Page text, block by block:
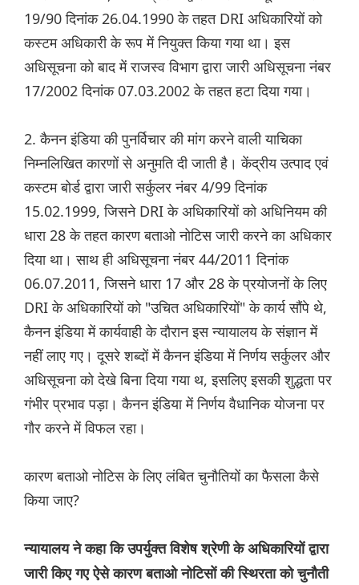
19/90 दिनांक 26.04.1990 के तहत DRI अधिकारियों को
कस्टम अधिकारी के रूप में नियुक्त किया गया था। इस
अधिसूचना को बाद में राजस्व विभाग द्वारा जारी अधिसूचना नंबर
17/2002 दिनांक 07.03.2002 के तहत हटा दिया गया।
2. कैनन इंडिया की पुनर्विचार की मांग करने वाली याचिका
निम्नलिखित कारणों से अनुमति दी जाती है। केंद्रीय उत्पाद एवं
कस्टम बोर्ड द्वारा जारी सर्कुलर नंबर 4/99 दिनांक
15.02.1999, जिसने DRI के अधिकारियों को अधिनियम की
धारा 28 के तहत कारण बताओ नोटिस जारी करने का अधिकार
दिया था। साथ ही अधिसूचना नंबर 44/2011 दिनांक
06.07.2011, जिसने धारा 17 और 28 के प्रयोजनों के लिए
DRI के अधिकारियों को "उचित अधिकारियों" के कार्य सौंपे थे,
कैनन इंडिया में कार्यवाही के दौरान इस न्यायालय के संज्ञान में
नहीं लाए गए। दूसरे शब्दों में कैनन इंडिया में निर्णय सर्कुलर और
अधिसूचना को देखे बिना दिया गया थ, इसलिए इसकी शुद्धता पर
गंभीर प्रभाव पड़ा। कैनन इंडिया में निर्णय वैधानिक योजना पर
गौर करने में विफल रहा।
कारण बताओ नोटिस के लिए लंबित चुनौतियों का फैसला कैसे
किया जाए?
न्यायालय ने कहा कि उपर्युक्त विशेष श्रेणी के अधिकारियों द्वारा
जारी किए गए ऐसे कारण बताओ नोटिसों की स्थिरता को चुनौती